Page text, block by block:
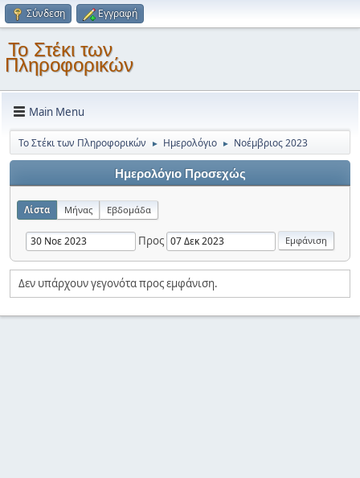
Σύνδεση Εγγραφή
Το Στέκι των
Πληροφορικών
Main Menu
Το Στέκι των Πληροφορικών ► Ημερολόγιο ► Νοέμβριος 2023
Ημερολόγιο Προσεχώς
Λίστα Μήνας Εβδομάδα
Προς
Δεν υπάρχουν γεγονότα προς εμφάνιση.